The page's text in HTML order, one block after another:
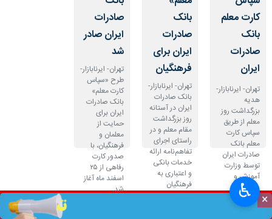
کارت معلم
بانک
صادرات
ایران
تهران- ایرنابازار-
هدیه
بزرگداشت روز
معلم از طریق
سپاس کارت
معلم بانک
صادرات ایران
توسط وزارت
آموزش و
پرورش به
حساب
فرهنگیان واریز
بانک
صادرات
ایران برای
فرهنگیان
تهران- ایرنابازار-
‌بانک صادرات
ایران در آستانه
روز بزرگداشت
مقام معلم و در
راستای اجرای
تفاهم‌نامه ارائه
خدمات بانکی
و اعتباری به
فرهنگیان
محترم،
صادرات
ایران صادر
شد
تهران- ایرنابازار-
‌طرح «سپاس
کارت معلم»
بانک صادرات
ایران برای
حمایت از
معلمان و
فرهنگیان، با
صدور کارت
رفاهی از ۲۵
اسفند ماه آغاز
شد.
×
♿︎